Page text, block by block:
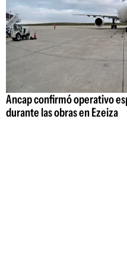
Ancap confirmó operativo
durante las obras en Ezeiza